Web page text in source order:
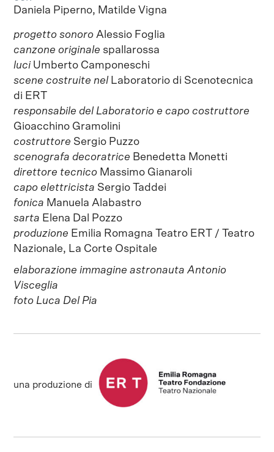
Daniela Piperno, Matilde Vigna
progetto sonoro Alessio Foglia
canzone originale spallarossa
luciUmberto Camponeschi
scene costruite nel Laboratorio di Scenotecnica
di ERT
responsabile del Laboratorio e capo costruttore
Gioacchino Gramolini
costruttore Sergio Puzzo
scenografa decoratrice Benedetta Monetti
direttore tecnico Massimo Gianaroli
capo elettricista Sergio Taddei
fonica Manuela Alabastro
sarta Elena Dal Pozzo
produzione Emilia Romagna Teatro ERT / Teatro
Nazionale, La Corte Ospitale
elaborazione immagine astronauta Antonio
Visceglia
foto Luca Del Pia
una produzione di